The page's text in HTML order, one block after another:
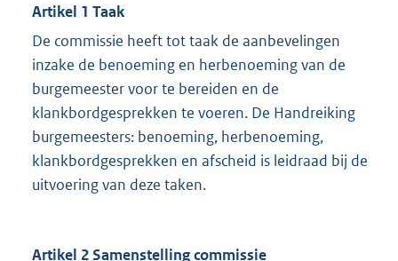
Artikel 1 Taak
De commissie heeft tot taak de aanbevelingen
inzake de benoeming en herbenoeming van de
burgemeester voor te bereiden en de
klankbordgesprekken te voeren. De Handreiking
burgemeesters: benoeming, herbenoeming,
klankbordgesprekken en afscheid is leidraad bij de
uitvoering van deze taken.
Artikel 2 Samenstelling commissie